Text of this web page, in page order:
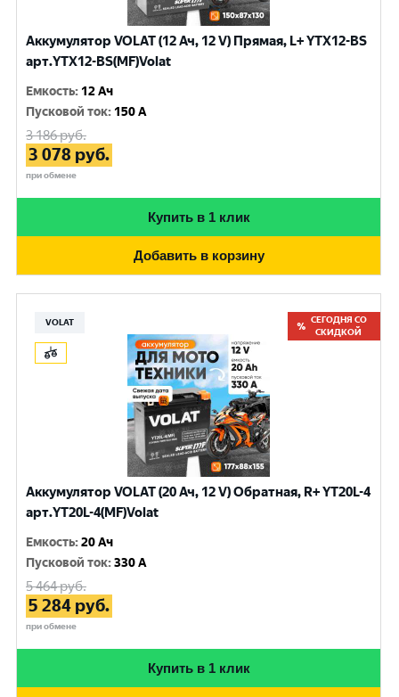
Аккумулятор VOLAT (12 Ач, 12 V) Прямая, L+ YTX12-BS
арт.YTX12-BS(MF)Volat
Емкость: 12 Ач
Пусковой ток: 150 A
3 186руб.
3 078 руб.
при обмене
Купить в 1 клик
Добавить в корзину
VOLAT
СЕГОДНЯ СО
СКИДКОЙ
Аккумулятор VOLAT (20 Ач, 12 V) Обратная, R+ YT20L-4
арт.YT20L-4(MF)Volat
Емкость:20 Ач
Пусковой ток:330 A
5 464руб.
5 284 руб.
при обмене
Купить в 1 клик